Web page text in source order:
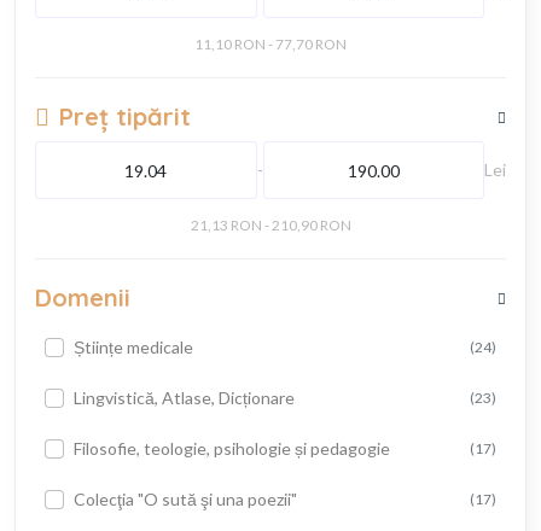
11,10 RON - 77,70 RON
Preț tipărit
- Lei
21,13 RON - 210,90 RON
Domenii
Științe medicale (24)
Lingvistică, Atlase, Dicționare (23)
Filosofie, teologie, psihologie și pedagogie (17)
Colecţia "O sută şi una poezii" (17)